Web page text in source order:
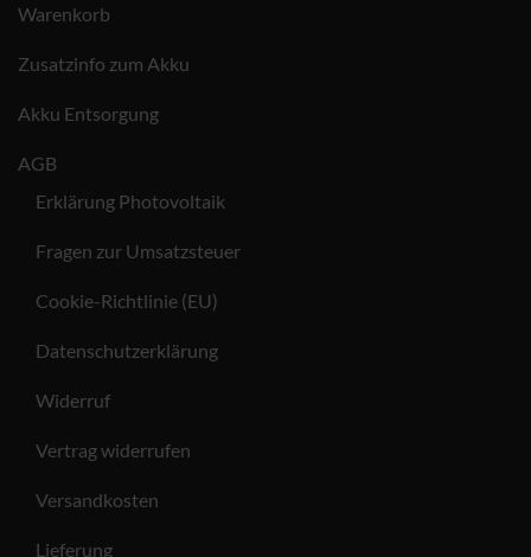
Warenkorb
Zusatzinfo zum Akku
Akku Entsorgung
AGB
Erklärung Photovoltaik
Fragen zur Umsatzsteuer
Cookie-Richtlinie (EU)
Datenschutzerklärung
Widerruf
Vertrag widerrufen
Versandkosten
Lieferung